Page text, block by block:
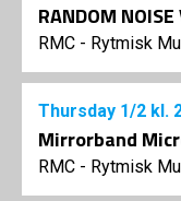
RANDOM
RMC - Rytmisk
Thursday 1/2 kl.
Mirrorband
RMC - Rytmisk